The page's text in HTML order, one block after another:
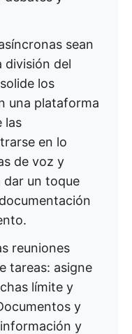
sean
división del
los
una plataforma
las
en lo
de voz y
dar un toque
reuniones
tareas: asigne
límite y
y
y